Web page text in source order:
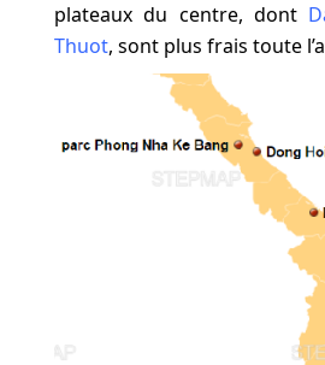
plateaux du centre, dont
Thuot, sont plus frais toute